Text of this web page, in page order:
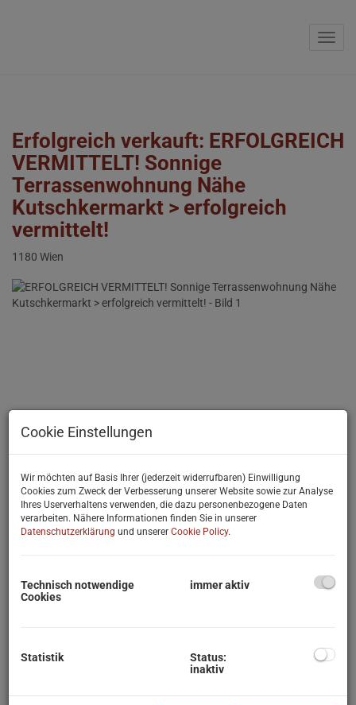
Erfolgreich verkauft: ERFOLGREICH
VERMITTELT! Sonnige
Terrassenwohnung Nähe
Kutschkermarkt > erfolgreich
vermittelt!
1180 Wien
Cookie Einstellungen
Wir möchten auf Basis Ihrer (jederzeit widerrufbaren) Einwilligung
Cookies zum Zweck der Verbesserung unserer Website sowie zur Analyse
Ihres Userverhaltens verwenden, die dazu personenbezogene Daten
verarbeiten. Nähere Informationen finden Sie in unserer
Datenschutzerklärung und unserer Cookie Policy.
Technisch notwendige
Cookies
immer aktiv
Statistik
Status:
inaktiv